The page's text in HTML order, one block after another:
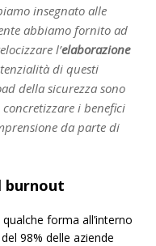
insegnato alle
abbiamo fornito ad
l’elaborazione
di questi
della sicurezza sono
i benefici
da parte di
burnout
forma all’interno
98% delle aziende